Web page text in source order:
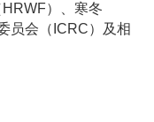
）、寒冬
员会（ICRC）及相